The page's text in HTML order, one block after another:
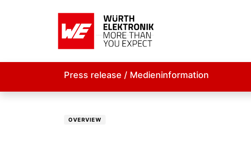
Press release / Medieninformation
OVERVIEW